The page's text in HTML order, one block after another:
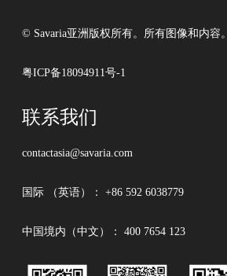
© Savaria亚洲版权所有。所有图像和内容。
粤ICP备18094911号-1
联系我们
contactasia@savaria.com
国际 （英语）： +86 592 6038779
中国境内（中文）： 400 7654 123